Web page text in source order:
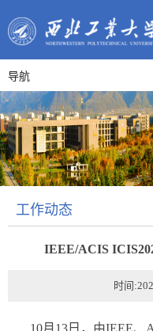
导航
工作动态
IEEE/ACIS
时间
10月13日，由IEEE、